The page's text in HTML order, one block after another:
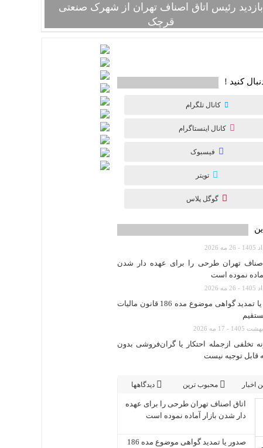
بازدید رئیس اتاق اصناف تهران از شهرک صنعتی
قرچک
کنید !
کانال تلگرام
کانال اینستاگرام
فیسبوک
تویتر
گوگل پلاس
تهران طرحی را برای عهده دار شدن
نموده است
صدور یا تمدید گواهی موضوع مده 186 قانون مالیات
تخلفی ازجمله احتکار یا گران‌فروشی بدون
قابل توجیه نیست
اخبار محبوب ترین دیدگاهها
اتاق اصناف تهران طرحی را برای عهده
دار شدن بازار آماده نموده است
صدور یا تمدید گواهی موضوع مده 186